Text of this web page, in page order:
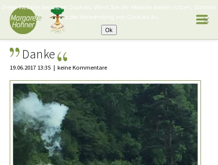
Danke
19.06.2017 13:35 keine Kommentare
Diese Website benutzen Cookies. Wenn Sie die Website weiter nutzen, stimmen
Sie der Verwendung von Cookies zu.
Ok